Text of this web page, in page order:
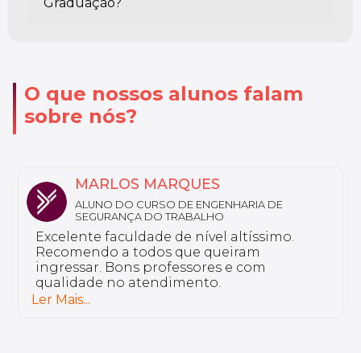
O que nossos alunos falam
sobre nós?
NATHALY
ALUNA DO CURSO DE FARMÁCIA ESTÉTICA
Sou aluno da Unyleya da pós-graduação
em Saúde do Idoso e Gerontologia. Não
tenho nada a reclamar, a instituição é
excelente e tem professores bem
preparados.
Ler Mais...